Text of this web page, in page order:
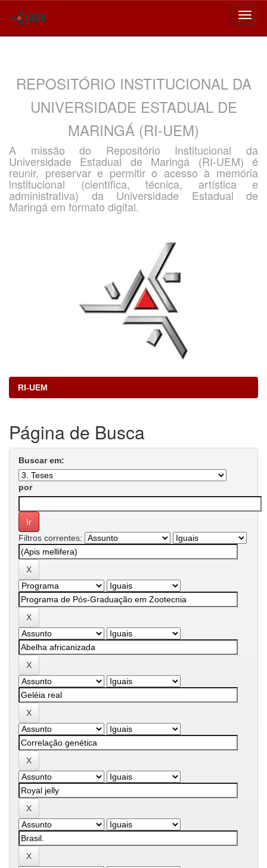
REPOSITÓRIO INSTITUCIONAL DA
UNIVERSIDADE ESTADUAL DE
MARINGÁ (RI-UEM)
A missão do Repositório Institucional da
Universidade Estadual de Maringá (RI-UEM) é
reunir, preservar e permitir o acesso à memória
institucional (científica, técnica, artística e
administrativa) da Universidade Estadual de
Maringá em formato digital.
RI-UEM
Página de Busca
Buscar em:
por
Filtros correntes: